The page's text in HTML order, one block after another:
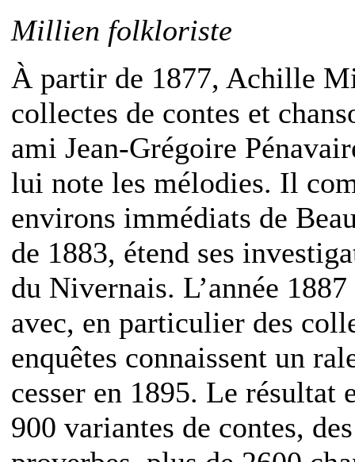
Millien folkloriste
À partir de 1877, Achille
collectes de contes et
ami Jean-Grégoire
lui note les mélodies. Il
environs immédiats de
de 1883, étend ses
du Nivernais. L’année
avec, en particulier des
enquêtes connaissent un
cesser en 1895. Le résultat
900 variantes de contes,